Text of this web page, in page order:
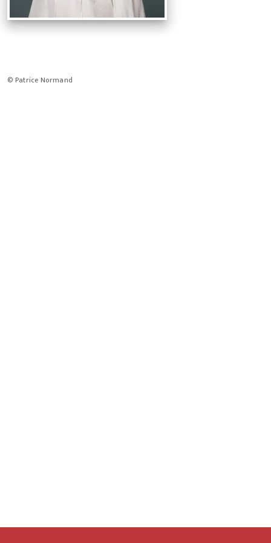
© Patrice Normand